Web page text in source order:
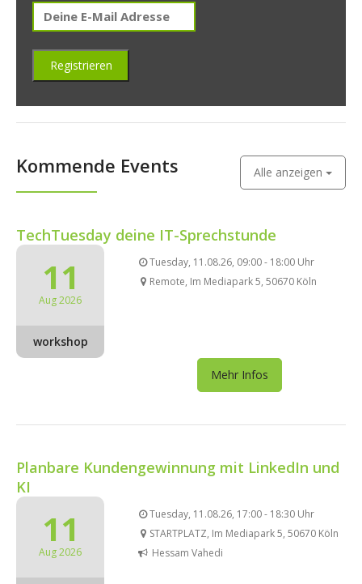
Kommende Events Alle anzeigen
TechTuesday deine IT-Sprechstunde
11
Aug 2026
workshop
Tuesday, 11.08.26, 09:00 - 18:00 Uhr
Remote, Im Mediapark 5, 50670 Köln
Mehr Infos
Planbare Kundengewinnung mit LinkedIn und
KI
11
Aug 2026
Tuesday, 11.08.26, 17:00 - 18:30 Uhr
STARTPLATZ, Im Mediapark 5, 50670 Köln
Hessam Vahedi